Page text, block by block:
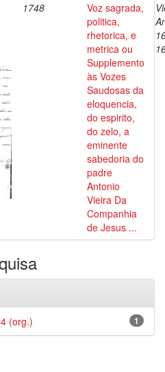
1748
Voz sagrada,
politica,
rhetorica, e
metrica ou
Supplemento
às Vozes
Saudosas da
eloquencia,
do espirito,
do zelo, a
eminente
sabedoria do
padre
Antonio
Vieira Da
Companhia
de Jesus ...
1
(org.)